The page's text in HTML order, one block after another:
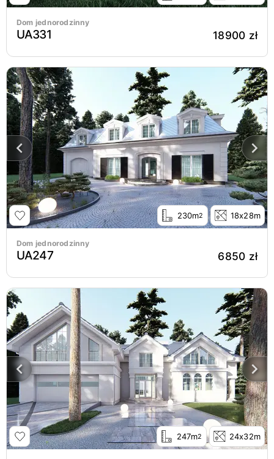
Dom jednorodzinny
UA331 18900 zł
230m2 18x28m
Dom jednorodzinny
UA247 6850 zł
247m2 24x32m